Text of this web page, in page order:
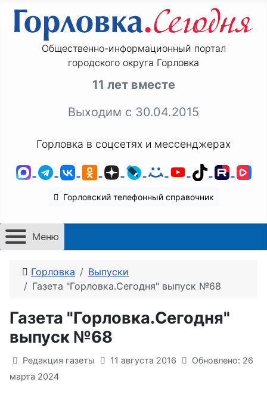
Общественно-информационный портал
городского округа Горловка
11 лет вместе
Выходим с 30.04.2015
Горловка в соцсетях и мессенджерах
MAXTelegram
ВКонтакте
Одноклассники
ДзенLiveJournal
Мой Мир
YouTube
TikTok
Горловский телефонный справочник
Меню
Горловка
Выпуски
Газета "Горловка.Сегодня" выпуск №68
Газета "Горловка.Сегодня"
выпуск №68
Информация о материале
Редакция газеты 11 августа 2016
Обновлено: 26
марта 2024